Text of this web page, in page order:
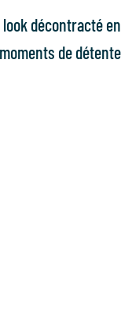
décontracté
de